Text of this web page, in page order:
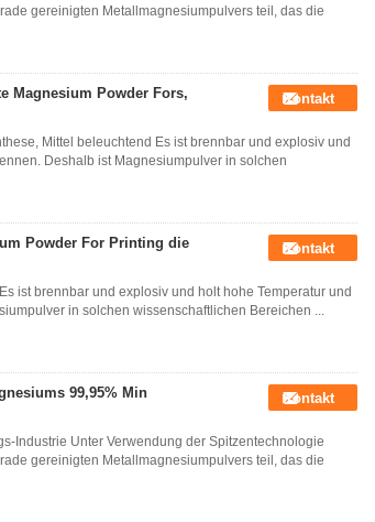
gereinigten Metallmagnesiumpulvers teil, das die
Magnesium Powder Fors,
Kontakt
Mittel beleuchtend Es ist brennbar und explosiv und
Deshalb ist Magnesiumpulver in solchen
Powder For Printing die
Kontakt
ist brennbar und explosiv und holt hohe Temperatur und
in solchen wissenschaftlichen Bereichen ...
99,95% Min
Kontakt
Industrie Unter Verwendung der Spitzentechnologie
gereinigten Metallmagnesiumpulvers teil, das die